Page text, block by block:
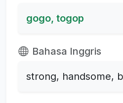
gogo, togop
Bahasa Inggris
strong, handsome,